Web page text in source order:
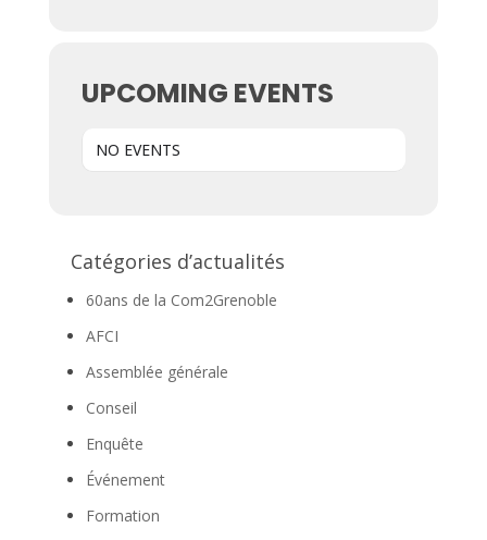
UPCOMING EVENTS
NO EVENTS
Catégories d’actualités
60ans de la Com2Grenoble
AFCI
Assemblée générale
Conseil
Enquête
Événement
Formation